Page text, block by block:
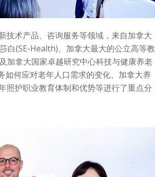
技术产品、咨询服务等领域，来自加拿大
白(SE-Health)、加拿大最大的公立高等教
加拿大国家卓越研究中心科技与健康养老
如何应对老年人口需求的变化、加拿大养
照护职业教育体制和优势等进行了重点分